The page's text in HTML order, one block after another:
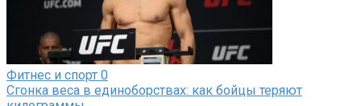
Фитнес и спорт 0
Сгонка веса в единоборствах: как бойцы теряют